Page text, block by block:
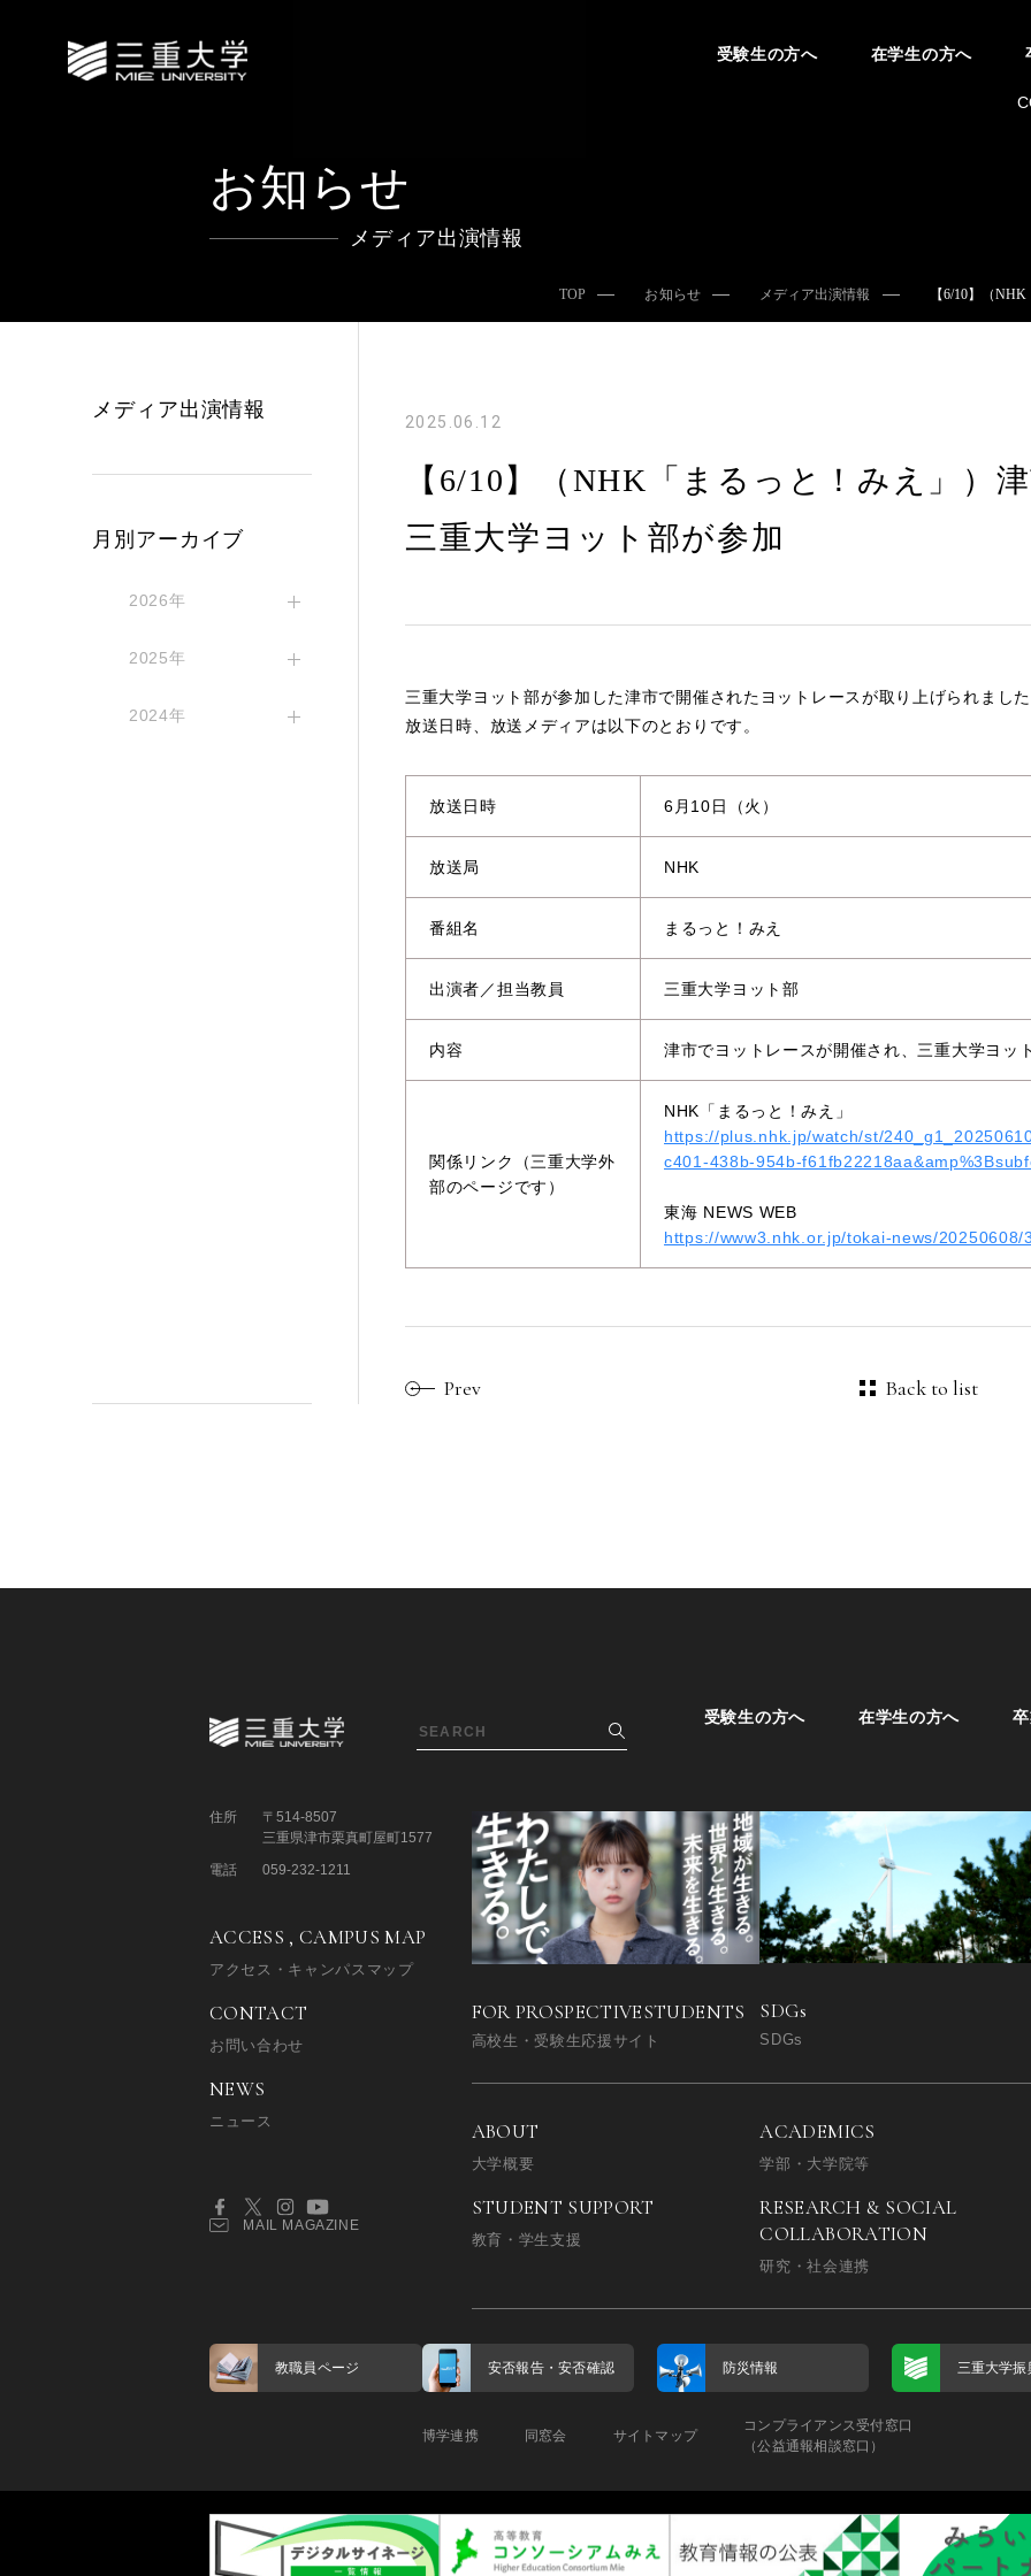
受験生の方へ 在学生の方へ
お知らせ
メディア出演情報
TOP お知らせ メディア出演情報 【6/10】（
2025.06.12
【6/10】（NHK「まるっと！みえ」）
三重大学ヨット部が参加
三重大学ヨット部が参加した津市で開催されたヨットレースが取り上げられまし
放送日時、放送メディアは以下のとおりです。
放送日時 6月10日（火）
放送局 NHK
番組名 まるっと！みえ
出演者／担当教員 三重大学ヨット部
内容 津市でヨットレースが開催され、三重大学ヨッ
関係リンク（三重大学外
部のページです）
NHK「まるっと！みえ」
https://plus.nhk.jp/watch/st/
c401-438b-954b-
東海 NEWS WEB
https://www3.nhk.or.jp/tokai-news/20250608/
Prev Back to list
メディア出演情報
月別アーカイブ
2026年
2025年
2024年
受験生の方へ 在学生の方へ
FOR PROSPECTIVESTUDENTS
高校生・受験生応援サイト
SDGs
SDGs
ABOUT
大学概要
ACADEMICS
学部・大学院等
STUDENT SUPPORT
教育・学生支援
RESEARCH & SOCIAL
COLLABORATION
研究・社会連携
住所
〒514-8507
三重県津市栗真町屋町1577
電話
059-232-1211
ACCESS , CAMPUS MAP
アクセス・キャンパスマップ
CONTACT
お問い合わせ
NEWS
ニュース
MAIL MAGAZINE
教職員ページ 安否報告・安否確認 防災情報 三重大学振
博学連携 同窓会 サイトマップ
コンプライアンス受付窓口
（公益通報相談窓口）